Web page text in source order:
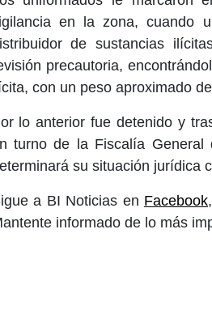
en la zona, cuando
de sustancias
precautoria,
con un peso aproximado
lo anterior fue detenido y
turno de la Fiscalía General
su situación jurídica
a BI Noticias en Facebook,
informado de lo más